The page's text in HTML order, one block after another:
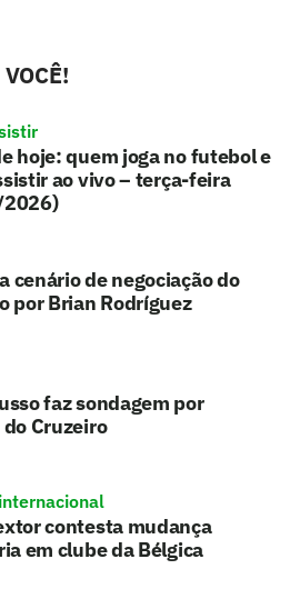
hoje: quem joga no futebol e
ao vivo – terça-feira
cenário de negociação do
por Brian Rodríguez
faz sondagem por
Cruzeiro
contesta mudança
em clube da Bélgica